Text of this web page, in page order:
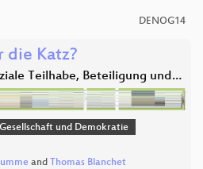
DENOG14
Katz?
Teilhabe, Beteiligung und…
und Demokratie
and Thomas Blanchet